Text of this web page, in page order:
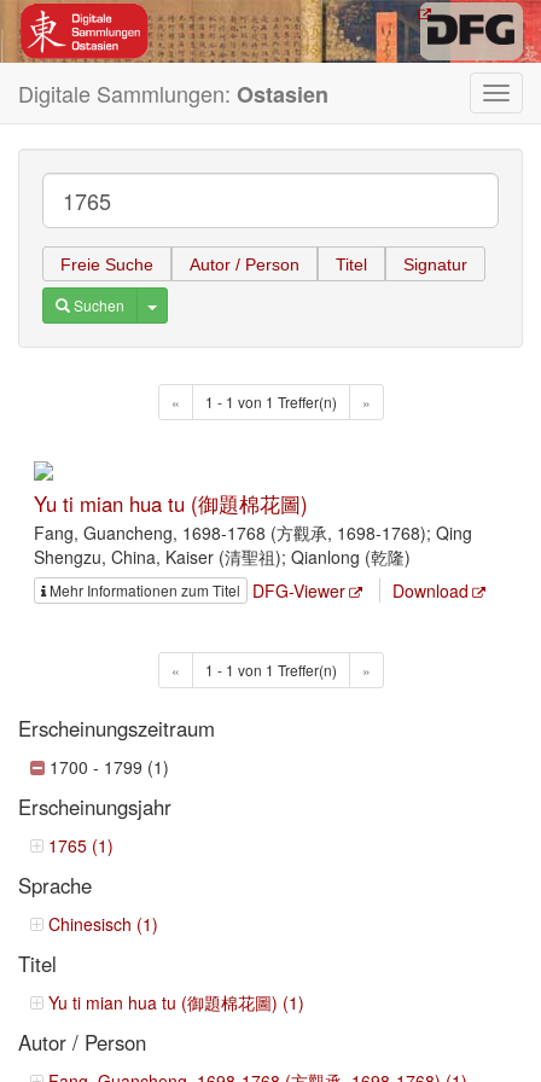
Digitale Sammlungen: Ostasien
Freie Suche Autor / Person Titel Signatur
Suchen Toggle Dropdown
« 1 - 1 von 1 Treffer(n) »
Yu ti mian hua tu (御題棉花圖)
Fang, Guancheng, 1698-1768 (方觀承, 1698-1768); Qing
Shengzu, China, Kaiser (清聖祖); Qianlong (乾隆)
Mehr Informationen zum Titel DFG-Viewer Download
« 1 - 1 von 1 Treffer(n) »
Erscheinungszeitraum
1700 - 1799 (1)
Erscheinungsjahr
1765 (1)
Sprache
Chinesisch (1)
Titel
Yu ti mian hua tu (御題棉花圖) (1)
Autor / Person